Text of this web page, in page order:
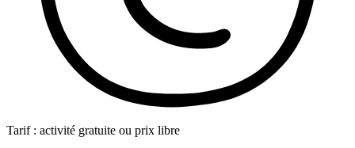
Tarif : activité gratuite ou prix libre